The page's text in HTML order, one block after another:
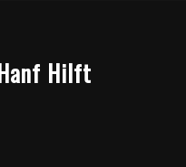
Hilft